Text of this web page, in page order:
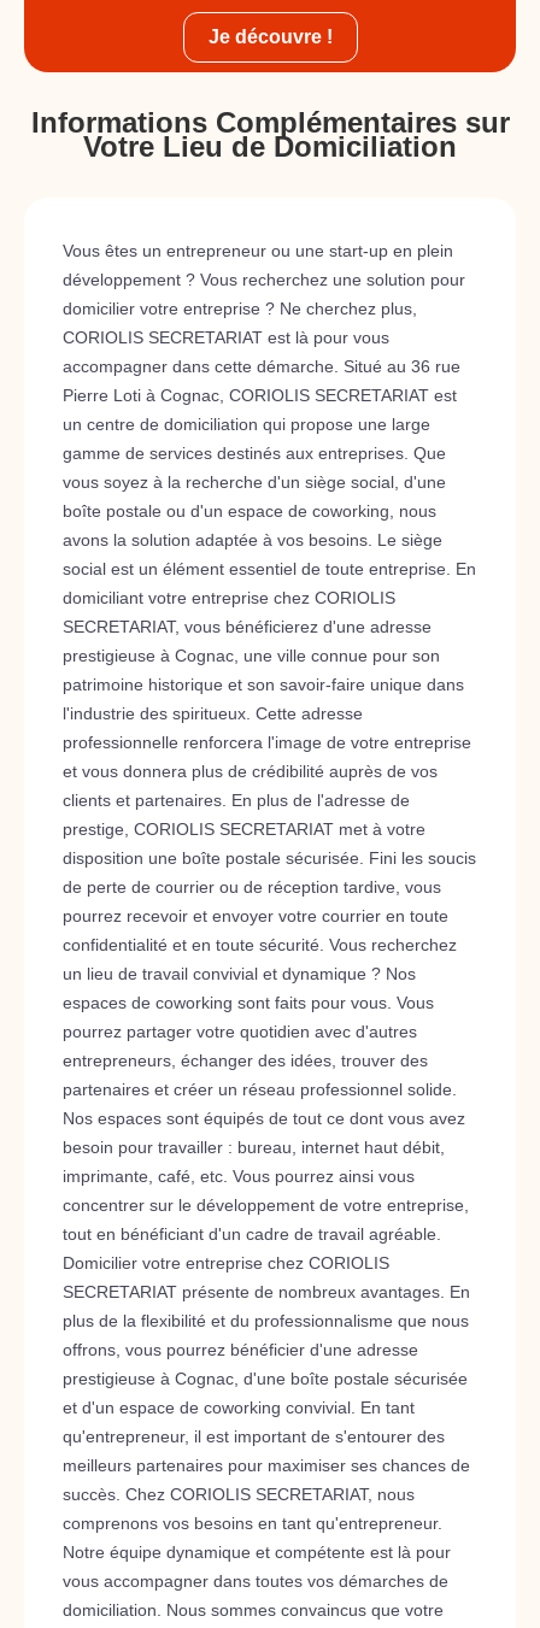
Je découvre !
Informations Complémentaires sur
Votre Lieu de Domiciliation
Vous êtes un entrepreneur ou une start-up en plein
développement ? Vous recherchez une solution pour
domicilier votre entreprise ? Ne cherchez plus,
CORIOLIS SECRETARIAT est là pour vous
accompagner dans cette démarche. Situé au 36 rue
Pierre Loti à Cognac, CORIOLIS SECRETARIAT est
un centre de domiciliation qui propose une large
gamme de services destinés aux entreprises. Que
vous soyez à la recherche d'un siège social, d'une
boîte postale ou d'un espace de coworking, nous
avons la solution adaptée à vos besoins. Le siège
social est un élément essentiel de toute entreprise. En
domiciliant votre entreprise chez CORIOLIS
SECRETARIAT, vous bénéficierez d'une adresse
prestigieuse à Cognac, une ville connue pour son
patrimoine historique et son savoir-faire unique dans
l'industrie des spiritueux. Cette adresse
professionnelle renforcera l'image de votre entreprise
et vous donnera plus de crédibilité auprès de vos
clients et partenaires. En plus de l'adresse de
prestige, CORIOLIS SECRETARIAT met à votre
disposition une boîte postale sécurisée. Fini les soucis
de perte de courrier ou de réception tardive, vous
pourrez recevoir et envoyer votre courrier en toute
confidentialité et en toute sécurité. Vous recherchez
un lieu de travail convivial et dynamique ? Nos
espaces de coworking sont faits pour vous. Vous
pourrez partager votre quotidien avec d'autres
entrepreneurs, échanger des idées, trouver des
partenaires et créer un réseau professionnel solide.
Nos espaces sont équipés de tout ce dont vous avez
besoin pour travailler : bureau, internet haut débit,
imprimante, café, etc. Vous pourrez ainsi vous
concentrer sur le développement de votre entreprise,
tout en bénéficiant d'un cadre de travail agréable.
Domicilier votre entreprise chez CORIOLIS
SECRETARIAT présente de nombreux avantages. En
plus de la flexibilité et du professionnalisme que nous
offrons, vous pourrez bénéficier d'une adresse
prestigieuse à Cognac, d'une boîte postale sécurisée
et d'un espace de coworking convivial. En tant
qu'entrepreneur, il est important de s'entourer des
meilleurs partenaires pour maximiser ses chances de
succès. Chez CORIOLIS SECRETARIAT, nous
comprenons vos besoins en tant qu'entrepreneur.
Notre équipe dynamique et compétente est là pour
vous accompagner dans toutes vos démarches de
domiciliation. Nous sommes convaincus que votre